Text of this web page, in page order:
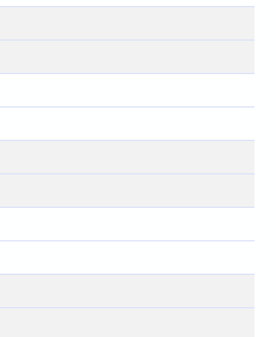
Минск - остановка Пимена